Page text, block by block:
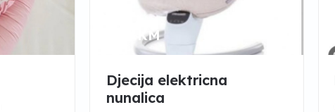
200 KM
Djecija elektricna
nunalica